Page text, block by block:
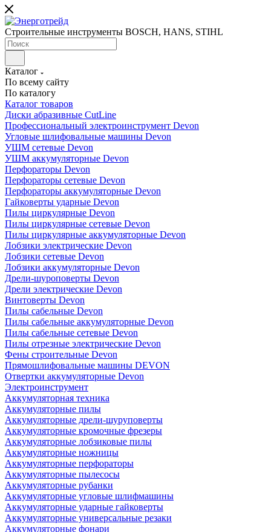
Строительные инструменты BOSCH, HANS, STIHL
Каталог
По всему сайту
По каталогу
Каталог товаров
Диски абразивные CutLine
Профессиональный электроинструмент Devon
Угловые шлифовальные машины Devon
УШМ сетевые Devon
УШМ аккумуляторные Devon
Перфораторы Devon
Перфораторы сетевые Devon
Перфораторы аккумуляторные Devon
Гайковерты ударные Devon
Пилы циркулярные Devon
Пилы циркулярные сетевые Devon
Пилы циркулярные аккумуляторные Devon
Лобзики электрические Devon
Лобзики сетевые Devon
Лобзики аккумуляторные Devon
Дрели-шуроповерты Devon
Дрели электрические Devon
Винтоверты Devon
Пилы сабельные Devon
Пилы сабельные аккумуляторные Devon
Пилы сабельные сетевые Devon
Пилы отрезные электрические Devon
Фены строительные Devon
Прямошлифовальные машины DEVON
Отвертки аккумуляторные Devon
Электроинструмент
Аккумуляторная техника
Аккумуляторные пилы
Аккумуляторные дрели-шуруповерты
Аккумуляторные кромочные фрезеры
Аккумуляторные лобзиковые пилы
Аккумуляторные ножницы
Аккумуляторные перфораторы
Аккумуляторные пылесосы
Аккумуляторные рубанки
Аккумуляторные угловые шлифмашины
Аккумуляторные ударные гайковерты
Аккумуляторные универсальные резаки
Аккумуляторные фонари